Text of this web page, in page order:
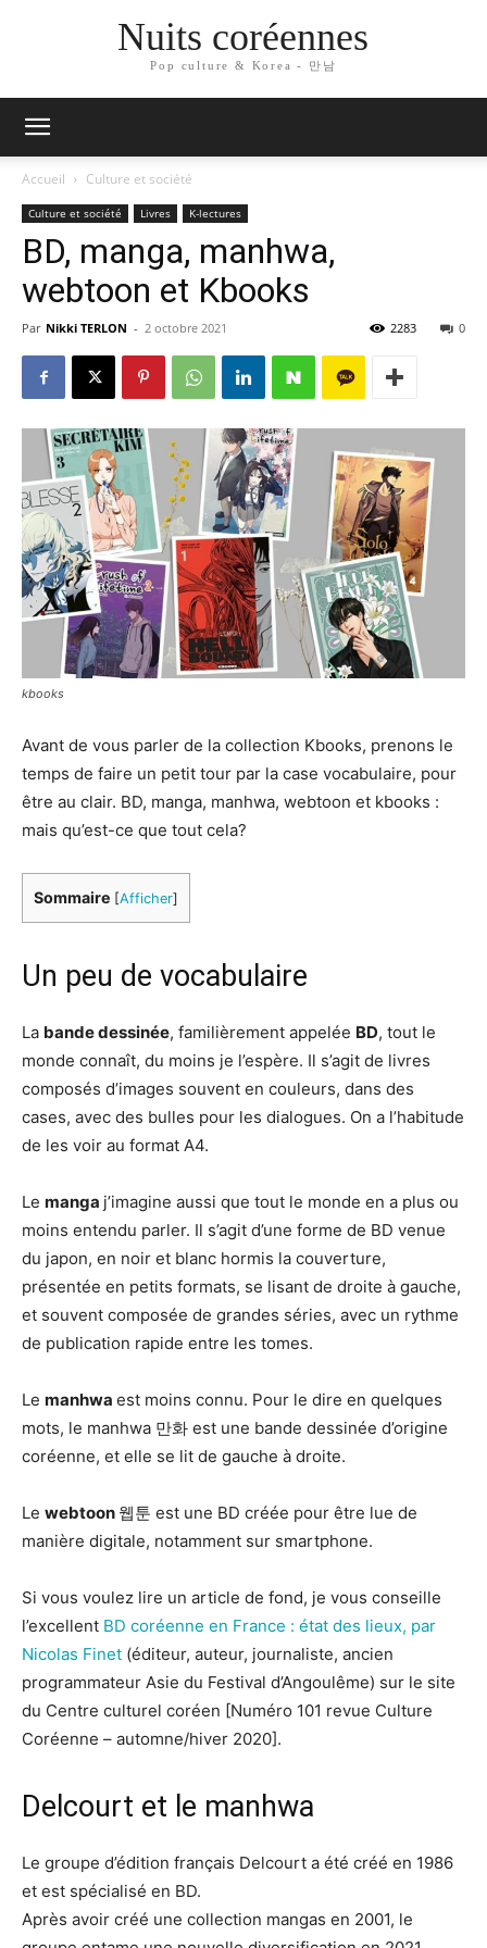
Nuits coréennes
Pop culture & Korea - 만남
Accueil Culture et société
Culture et société Livres K-lectures
BD, manga, manhwa,
webtoon et Kbooks
Par Nikki TERLON - 2 octobre 2021 0
2283
kbooks
Avant de vous parler de la collection Kbooks, prenons le
temps de faire un petit tour par la case vocabulaire, pour
être au clair. BD, manga, manhwa, webtoon et kbooks :
mais qu’est-ce que tout cela?
Sommaire [Afficher]
Un peu de vocabulaire
La bande dessinée, familièrement appelée BD, tout le
monde connaît, du moins je l’espère. Il s’agit de livres
composés d’images souvent en couleurs, dans des
cases, avec des bulles pour les dialogues. On a l’habitude
de les voir au format A4.
Le manga j’imagine aussi que tout le monde en a plus ou
moins entendu parler. Il s’agit d’une forme de BD venue
du japon, en noir et blanc hormis la couverture,
présentée en petits formats, se lisant de droite à gauche,
et souvent composée de grandes séries, avec un rythme
de publication rapide entre les tomes.
Le manhwa est moins connu. Pour le dire en quelques
mots, le manhwa 만화 est une bande dessinée d’origine
coréenne, et elle se lit de gauche à droite.
Le webtoon 웹툰 est une BD créée pour être lue de
manière digitale, notamment sur smartphone.
Si vous voulez lire un article de fond, je vous conseille
l’excellent BD coréenne en France : état des lieux, par
Nicolas Finet (éditeur, auteur, journaliste, ancien
programmateur Asie du Festival d’Angoulême) sur le site
du Centre culturel coréen [Numéro 101 revue Culture
Coréenne – automne/hiver 2020].
Delcourt et le manhwa
Le groupe d’édition français Delcourt a été créé en 1986
et est spécialisé en BD.
Après avoir créé une collection mangas en 2001, le